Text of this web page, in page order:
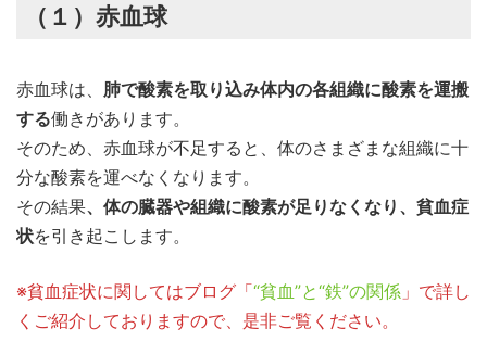
（１）赤血球
赤血球は、 肺で酸素を取り込み体内の各組織に酸素を運搬
する働きがあります。
そのため、赤血球が不足すると、体のさまざまな組織に十
分な酸素を運べなくなります。
その結果、体の臓器や組織に酸素が足りなくなり、貧血症
状を引き起こします。
※貧血症状に関してはブログ「“貧血”と“鉄”の関係 」で詳し
くご紹介しておりますので、是非ご覧ください。